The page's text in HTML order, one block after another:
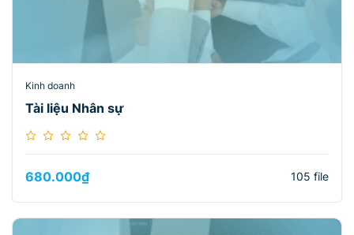
Kinh doanh
Tài liệu Nhân sự
680.000₫ 105 file